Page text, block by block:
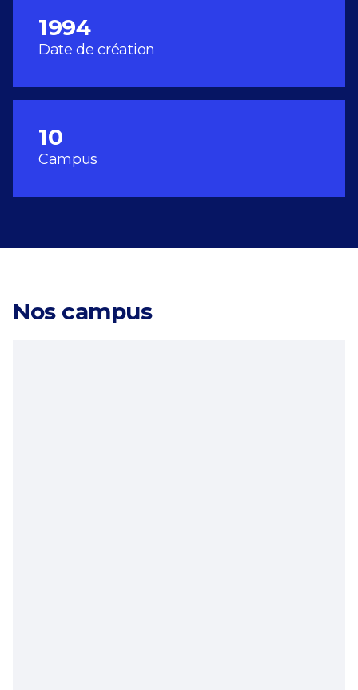
1994
Date de création
10
Campus
Nos campus